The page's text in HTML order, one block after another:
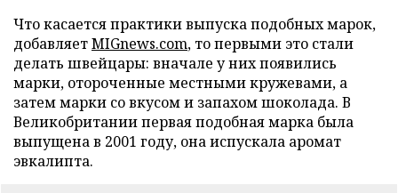
Что касается практики выпуска подобных марок,
добавляетMIGnews.com, то первыми это стали
делать швейцары: вначале у них появились
марки, отороченные местными кружевами, а
затем марки со вкусом и запахом шоколада. В
Великобритании первая подобная марка была
выпущена в 2001 году, она испускала аромат
эвкалипта.